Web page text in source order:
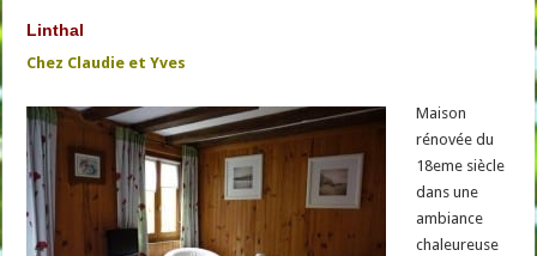
Linthal
Chez Claudie et Yves
Maison
rénovée du
18eme siècle
dans une
ambiance
chaleureuse